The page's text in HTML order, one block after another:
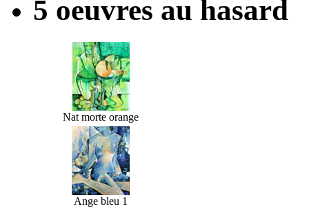
5 oeuvres au hasard
Nat morte orange
Ange bleu 1